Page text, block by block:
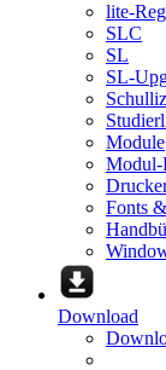
lite-
SLC
SL
SL-
Module
Modul-
Fonts
Download